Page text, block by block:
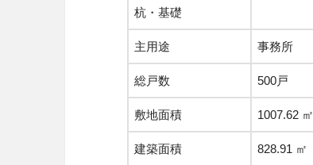
杭・基礎
主用途 事務所
総戸数 500戸
敷地面積 1007.62 ㎡
建築面積 828.91 ㎡